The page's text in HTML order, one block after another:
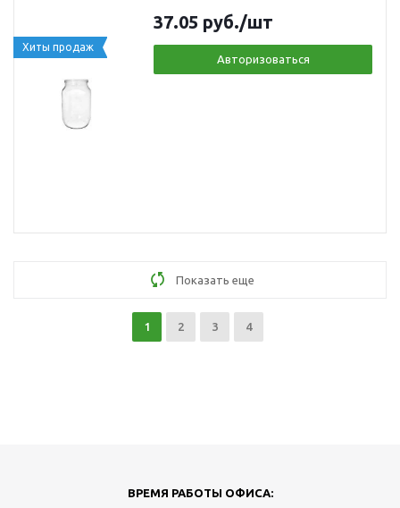
Хиты продаж
37.05 руб./шт
Авторизоваться
Показать еще
1 2 3 4
ВРЕМЯ РАБОТЫ ОФИСА: